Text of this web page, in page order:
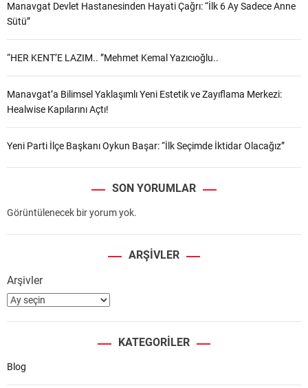
Manavgat Devlet Hastanesinden Hayati Çağrı: “İlk 6 Ay Sadece Anne
Sütü”
“HER KENT’E LAZIM.. ”Mehmet Kemal Yazıcıoğlu..
Manavgat’a Bilimsel Yaklaşımlı Yeni Estetik ve Zayıflama Merkezi:
Healwise Kapılarını Açtı!
Yeni Parti İlçe Başkanı Oykun Başar: “İlk Seçimde İktidar Olacağız”
SON YORUMLAR
Görüntülenecek bir yorum yok.
ARŞIVLER
Arşivler
KATEGORILER
Blog